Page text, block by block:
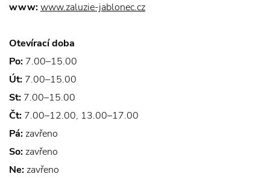
www:www.zaluzie-jablonec.cz
Otevírací doba
Po: 7.00–15.00
Út: 7.00–15.00
St: 7.00–15.00
Čt: 7.00–12.00, 13.00–17.00
Pá: zavřeno
So: zavřeno
Ne: zavřeno